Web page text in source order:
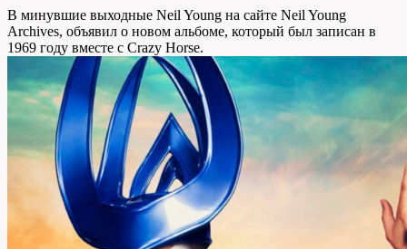
В минувшие выходные Neil Young на сайте Neil Young
Archives, объявил о новом альбоме, который был записан в
1969 году вместе с Crazy Horse.